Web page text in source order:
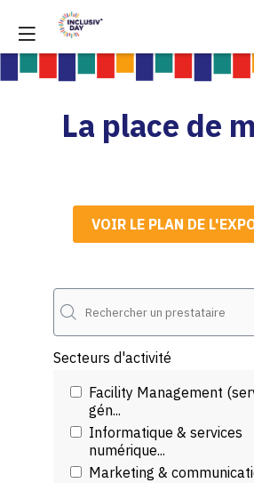
La place de
VOIR LE PLAN DE
Secteurs d'activité
Facility Management
gén...
Informatique & services
numérique...
Marketing &